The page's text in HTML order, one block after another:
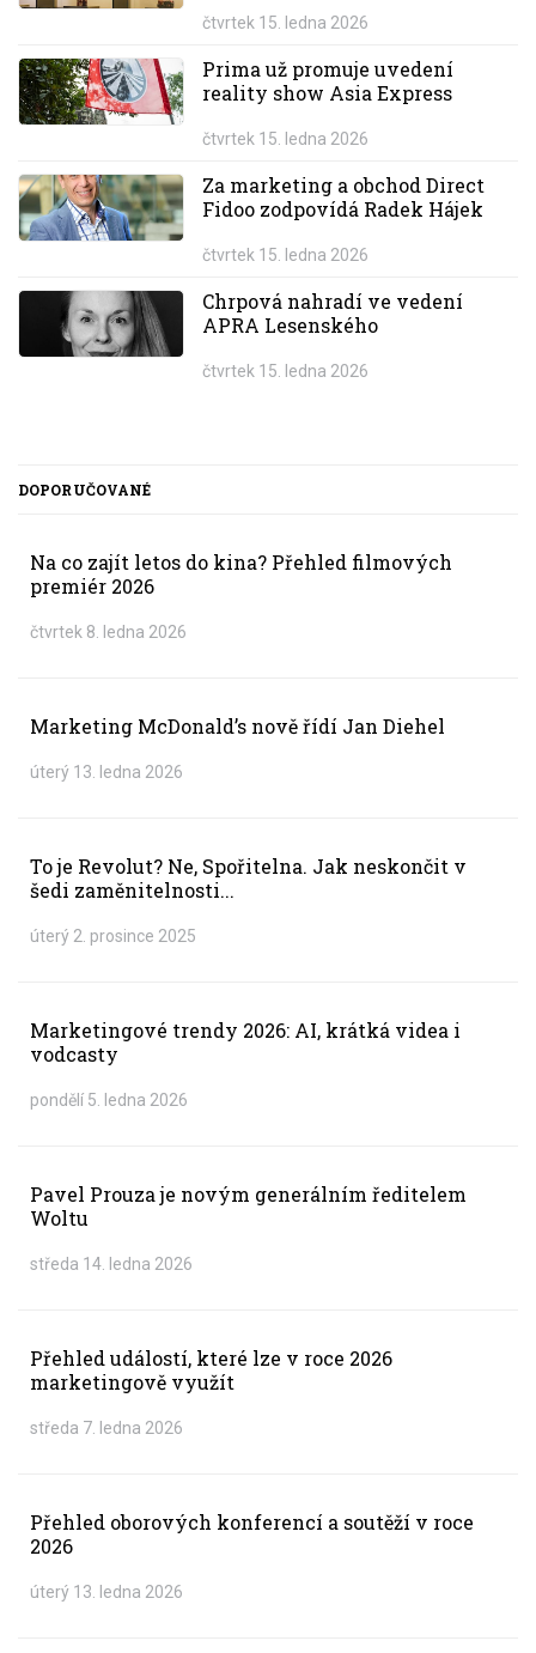
čtvrtek 15. ledna 2026
Prima už promuje uvedení
reality show Asia Express
čtvrtek 15. ledna 2026
Za marketing a obchod Direct
Fidoo zodpovídá Radek Hájek
čtvrtek 15. ledna 2026
Chrpová nahradí ve vedení
APRA Lesenského
čtvrtek 15. ledna 2026
DOPORUČOVANÉ
Na co zajít letos do kina? Přehled filmových
premiér 2026
čtvrtek 8. ledna 2026
Marketing McDonald’s nově řídí Jan Diehel
úterý 13. ledna 2026
To je Revolut? Ne, Spořitelna. Jak neskončit v
šedi zaměnitelnosti...
úterý 2. prosince 2025
Marketingové trendy 2026: AI, krátká videa i
vodcasty
pondělí 5. ledna 2026
Pavel Prouza je novým generálním ředitelem
Woltu
středa 14. ledna 2026
Přehled událostí, které lze v roce 2026
marketingově využít
středa 7. ledna 2026
Přehled oborových konferencí a soutěží v roce
2026
úterý 13. ledna 2026